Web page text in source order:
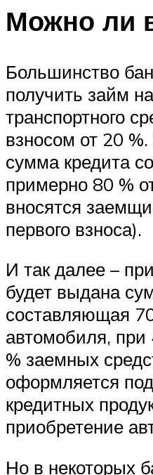
Можно ли
Большинство
получить займ
транспортного
взносом от 20
сумма кредита
примерно 80 %
вносятся
первого взноса).
И так далее –
будет выдана
составляющая
автомобиля, при
% заемных
оформляется
кредитных
приобретение
Но в некоторых